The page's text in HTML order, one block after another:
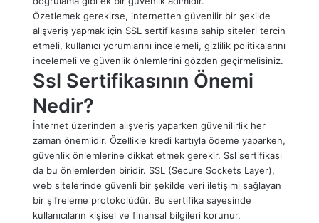
Özetlemek gerekirse, internetten güvenilir bir şekilde
alışveriş yapmak için SSL sertifikasına sahip siteleri tercih
etmeli, kullanıcı yorumlarını incelemeli, gizlilik politikalarını
incelemeli ve güvenlik önlemlerini gözden geçirmelisiniz.
Ssl Sertifikasının Önemi
Nedir?
İnternet üzerinden alışveriş yaparken güvenilirlik her
zaman önemlidir. Özellikle kredi kartıyla ödeme yaparken,
güvenlik önlemlerine dikkat etmek gerekir. Ssl sertifikası
da bu önlemlerden biridir. SSL (Secure Sockets Layer),
web sitelerinde güvenli bir şekilde veri iletişimi sağlayan
bir şifreleme protokolüdür. Bu sertifika sayesinde
kullanıcıların kişisel ve finansal bilgileri korunur.